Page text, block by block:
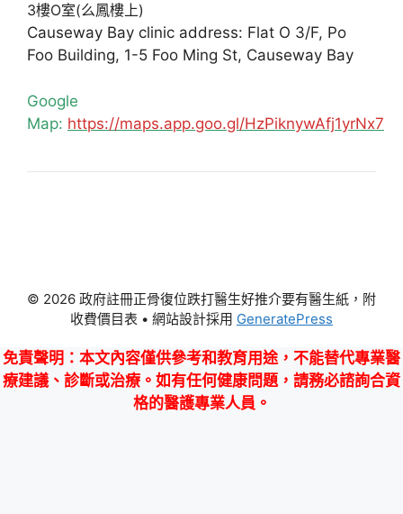
3樓O室(么鳳樓上)
Causeway Bay clinic address: Flat O 3/F, Po
Foo Building, 1-5 Foo Ming St, Causeway Bay
Google
Map: https://maps.app.goo.gl/HzPiknywAfj1yrNx7
© 2026 政府註冊正骨復位跌打醫生好推介要有醫生紙，附
收費價目表 • 網站設計採用 GeneratePress
免責聲明 ：本文內容僅供參考和教育用途，不能替代專業醫
療建議、診斷或治療。如有任何健康問題，請務必諮詢合資
格的醫護專業人員。